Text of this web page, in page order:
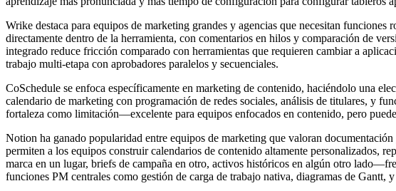
Wrike destaca para equipos de marketing grandes y agencias que necesitan
directamente dentro de la herramienta, con comentarios en hilos y comparación de
integrado reduce fricción comparado con herramientas que requieren cambiar a
trabajo multi-etapa con aprobadores paralelos y secuenciales.
CoSchedule se enfoca específicamente en marketing de contenido, haciéndolo una
calendario de marketing con programación de redes sociales, análisis de titulares, y
fortaleza como limitación—excelente para equipos enfocados en contenido, pero
Notion ha ganado popularidad entre equipos de marketing que valoran
permiten a los equipos construir calendarios de contenido altamente personalizados,
marca en un lugar, briefs de campaña en otro, activos históricos en algún otro
funciones PM centrales como gestión de carga de trabajo nativa, diagramas de Gantt,